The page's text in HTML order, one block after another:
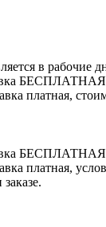
в рабочие
платная,
платная,